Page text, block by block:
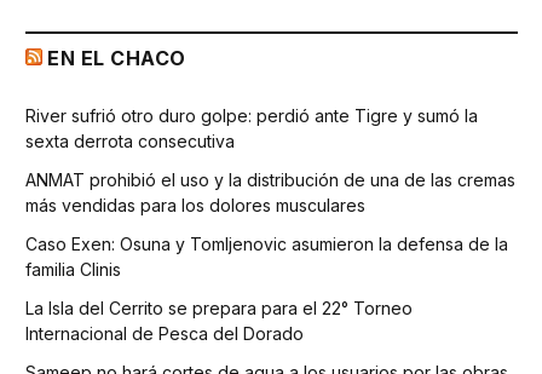
EN EL CHACO
River sufrió otro duro golpe: perdió ante Tigre y sumó la
sexta derrota consecutiva
ANMAT prohibió el uso y la distribución de una de las cremas
más vendidas para los dolores musculares
Caso Exen: Osuna y Tomljenovic asumieron la defensa de la
familia Clinis
La Isla del Cerrito se prepara para el 22° Torneo
Internacional de Pesca del Dorado